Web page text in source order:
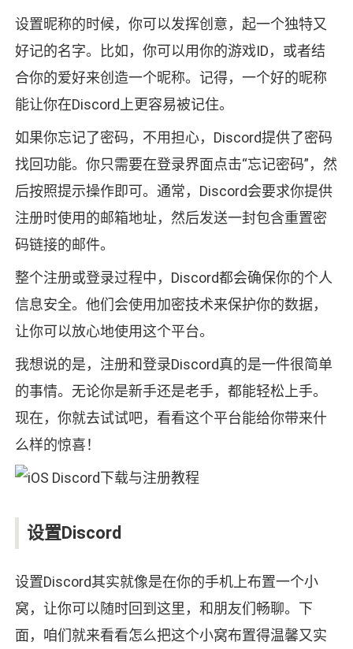
设置昵称的时候，你可以发挥创意，起一个独特又
好记的名字。比如，你可以用你的游戏ID，或者结
合你的爱好来创造一个昵称。记得，一个好的昵称
能让你在Discord上更容易被记住。
如果你忘记了密码，不用担心，Discord提供了密码
找回功能。你只需要在登录界面点击“忘记密码”，然
后按照提示操作即可。通常，Discord会要求你提供
注册时使用的邮箱地址，然后发送一封包含重置密
码链接的邮件。
整个注册或登录过程中，Discord都会确保你的个人
信息安全。他们会使用加密技术来保护你的数据，
让你可以放心地使用这个平台。
我想说的是，注册和登录Discord真的是一件很简单
的事情。无论你是新手还是老手，都能轻松上手。
现在，你就去试试吧，看看这个平台能给你带来什
么样的惊喜！
设置Discord
设置Discord其实就像是在你的手机上布置一个小
窝，让你可以随时回到这里，和朋友们畅聊。下
面，咱们就来看看怎么把这个小窝布置得温馨又实